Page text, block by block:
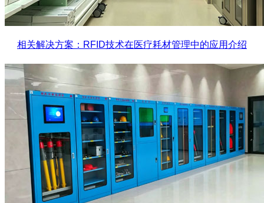
相关解决方案：RFID技术在医疗耗材管理中的应用介绍